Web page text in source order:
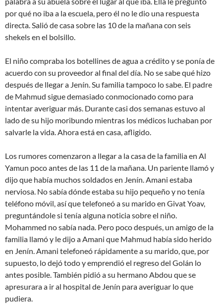
por qué no iba a la escuela, pero él no le dio una respuesta
directa. Salió de casa sobre las 10 de la mañana con seis
shekels en el bolsillo.
El niño compraba los botellines de agua a crédito y se ponía de
acuerdo con su proveedor al final del día. No se sabe qué hizo
después de llegar a Jenín. Su familia tampoco lo sabe. El padre
de Mahmud sigue demasiado conmocionado como para
intentar averiguar más. Durante casi dos semanas estuvo al
lado de su hijo moribundo mientras los médicos luchaban por
salvarle la vida. Ahora está en casa, afligido.
Los rumores comenzaron a llegar a la casa de la familia en Al
Yamun poco antes de las 11 de la mañana. Un pariente llamó y
dijo que había muchos soldados en Jenín. Amani estaba
nerviosa. No sabía dónde estaba su hijo pequeño y no tenía
teléfono móvil, así que telefoneó a su marido en Givat Yoav,
preguntándole si tenía alguna noticia sobre el niño.
Mohammed no sabía nada. Pero poco después, un amigo de la
familia llamó y le dijo a Amani que Mahmud había sido herido
en Jenín. Amani telefoneó rápidamente a su marido, que, por
supuesto, lo dejó todo y emprendió el regreso del Golán lo
antes posible. También pidió a su hermano Abdou que se
apresurara a ir al hospital de Jenín para averiguar lo que
pudiera.